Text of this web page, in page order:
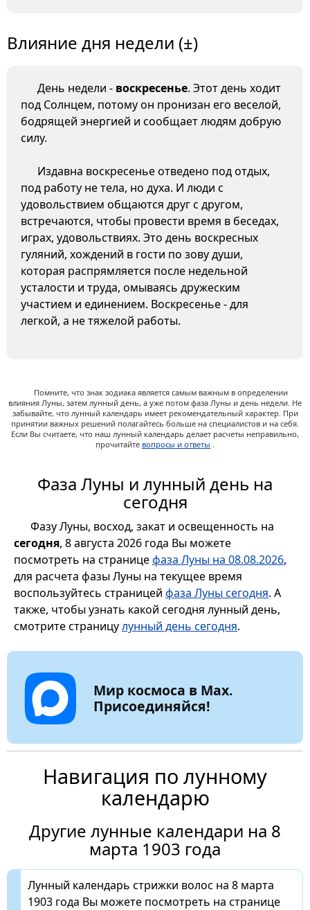
Влияние дня недели (±)
День недели - воскресенье. Этот день ходит
под Солнцем, потому он пронизан его веселой,
бодрящей энергией и сообщает людям добрую
силу.
Издавна воскресенье отведено под отдых,
под работу не тела, но духа. И люди с
удовольствием общаются друг с другом,
встречаются, чтобы провести время в беседах,
играх, удовольствиях. Это день воскресных
гуляний, хождений в гости по зову души,
которая распрямляется после недельной
усталости и труда, омываясь дружеским
участием и единением. Воскресенье - для
легкой, а не тяжелой работы.
Помните, что знак зодиака является самым важным в определении
влияния Луны, затем лунный день, а уже потом фаза Луны и день недели. Не
забывайте, что лунный календарь имеет рекомендательный характер. При
принятии важных решений полагайтесь больше на специалистов и на себя.
Если Вы считаете, что наш лунный календарь делает расчеты неправильно,
прочитайте вопросы и ответы .
Фаза Луны и лунный день на
сегодня
Фазу Луны, восход, закат и освещенность на
сегодня, 8 августа 2026 года Вы можете
посмотреть на страницефаза Луны на 08.08.2026,
для расчета фазы Луны на текущее время
воспользуйтесь страницей фаза Луны сегодня. А
также, чтобы узнать какой сегодня лунный день,
смотрите страницулунный день сегодня.
Мир космоса в Max.
Присоединяйся!
Навигация по лунному
календарю
Другие лунные календари на 8
марта 1903 года
Лунный календарь стрижки волос на 8 марта
1903 года Вы можете посмотреть на странице